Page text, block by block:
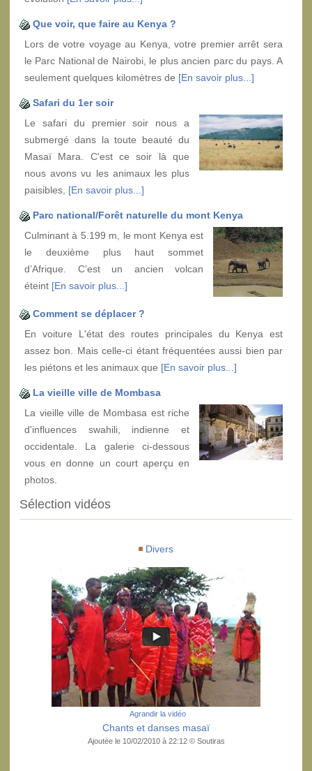
Que voir, que faire au Kenya ?
Lors de votre voyage au Kenya, votre premier arrêt sera
le Parc National de Nairobi, le plus ancien parc du pays. A
seulement quelques kilomètres de [En savoir plus...]
Safari du 1er soir
Le safari du premier soir nous a
submergé dans la toute beauté du
Masaï Mara. C'est ce soir là que
nous avons vu les animaux les plus
paisibles, [En savoir plus...]
Parc national/Forêt naturelle du mont Kenya
Culminant à 5.199 m, le mont Kenya est
le deuxième plus haut sommet
d’Afrique. C’est un ancien volcan
éteint [En savoir plus...]
Comment se déplacer ?
En voiture L'état des routes principales du Kenya est
assez bon. Mais celle-ci étant fréquentées aussi bien par
les piétons et les animaux que [En savoir plus...]
La vieille ville de Mombasa
La vieille ville de Mombasa est riche
d'influences swahili, indienne et
occidentale. La galerie ci-dessous
vous en donne un court aperçu en
photos.
Sélection vidéos
Divers
Agrandir la vidéo
Chants et danses masaï
Ajoutée le 10/02/2010 à 22:12 © Soutiras